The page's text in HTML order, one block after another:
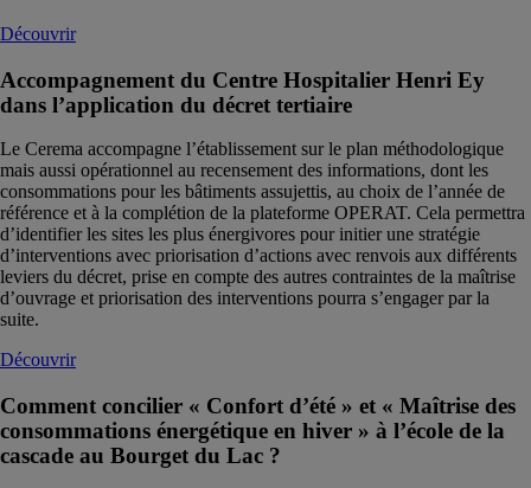
Découvrir
Accompagnement du Centre Hospitalier Henri Ey
dans l’application du décret tertiaire
Le Cerema accompagne l’établissement sur le plan méthodologique
mais aussi opérationnel au recensement des informations, dont les
consommations pour les bâtiments assujettis, au choix de l’année de
référence et à la complétion de la plateforme OPERAT. Cela permettra
d’identifier les sites les plus énergivores pour initier une stratégie
d’interventions avec priorisation d’actions avec renvois aux différents
leviers du décret, prise en compte des autres contraintes de la maîtrise
d’ouvrage et priorisation des interventions pourra s’engager par la
suite.
Découvrir
Comment concilier « Confort d’été » et « Maîtrise des
consommations énergétique en hiver » à l’école de la
cascade au Bourget du Lac ?